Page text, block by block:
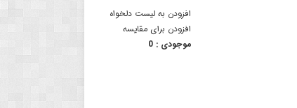
افزودن به لیست دلخواه
افزودن برای مقایسه
موجودی :0